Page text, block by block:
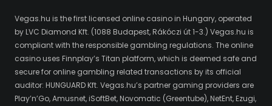
Vegas.hu is the first licensed online casino in Hungary, operated
by LVC Diamond Kft. (1088 Budapest, Rákóczi út 1-3.) Vegas.hu is
compliant with the responsible gambling regulations. The online
casino uses Finnplay’s Titan platform, which is deemed safe and
secure for online gambling related transactions by its official
auditor: HUNGUARD Kft. Vegas.hu’s partner gaming providers are
Play’n’Go, Amusnet, iSoftBet, Novomatic (Greentube), NetEnt, Ezugi,